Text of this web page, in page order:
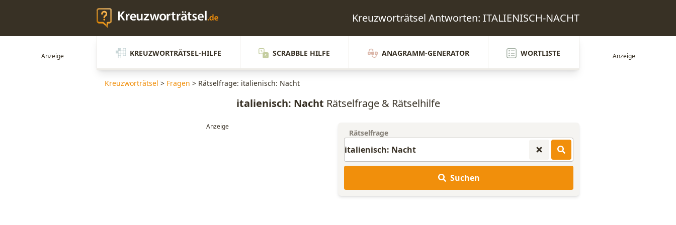
Kreuzworträtsel Antworten: ITALIENISCH-NACHT
KREUZWORTRÄTSEL-HILFE SCRABBLE HILFE ANAGRAMM-GENERATOR WORTLISTE
Kreuzworträtsel > Fragen > Rätselfrage: italienisch: Nacht
italienisch: Nacht Rätselfrage & Rätselhilfe
Rätselfrage
Suchen